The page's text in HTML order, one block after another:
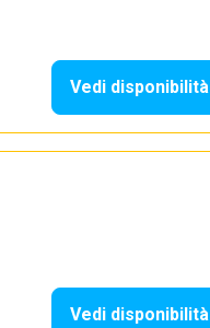
Vedi disponibilità
Vedi disponibilità